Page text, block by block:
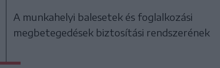
A munkahelyi balesetek és foglalkozási
megbetegedések biztosítási rendszerének